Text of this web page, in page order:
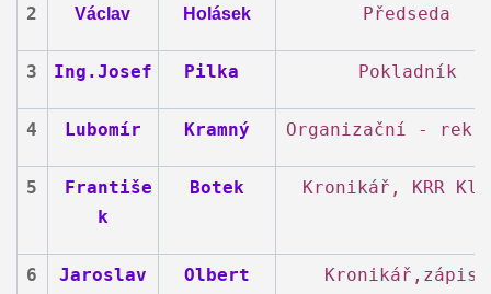
2 Václav Holásek Předseda
3 Ing.Josef Pilka Pokladník
4 Lubomír Kramný Organizační -
5
Františe
k
Botek Kronikář, KRR
6 Jaroslav Olbert Kronikář,zápisy